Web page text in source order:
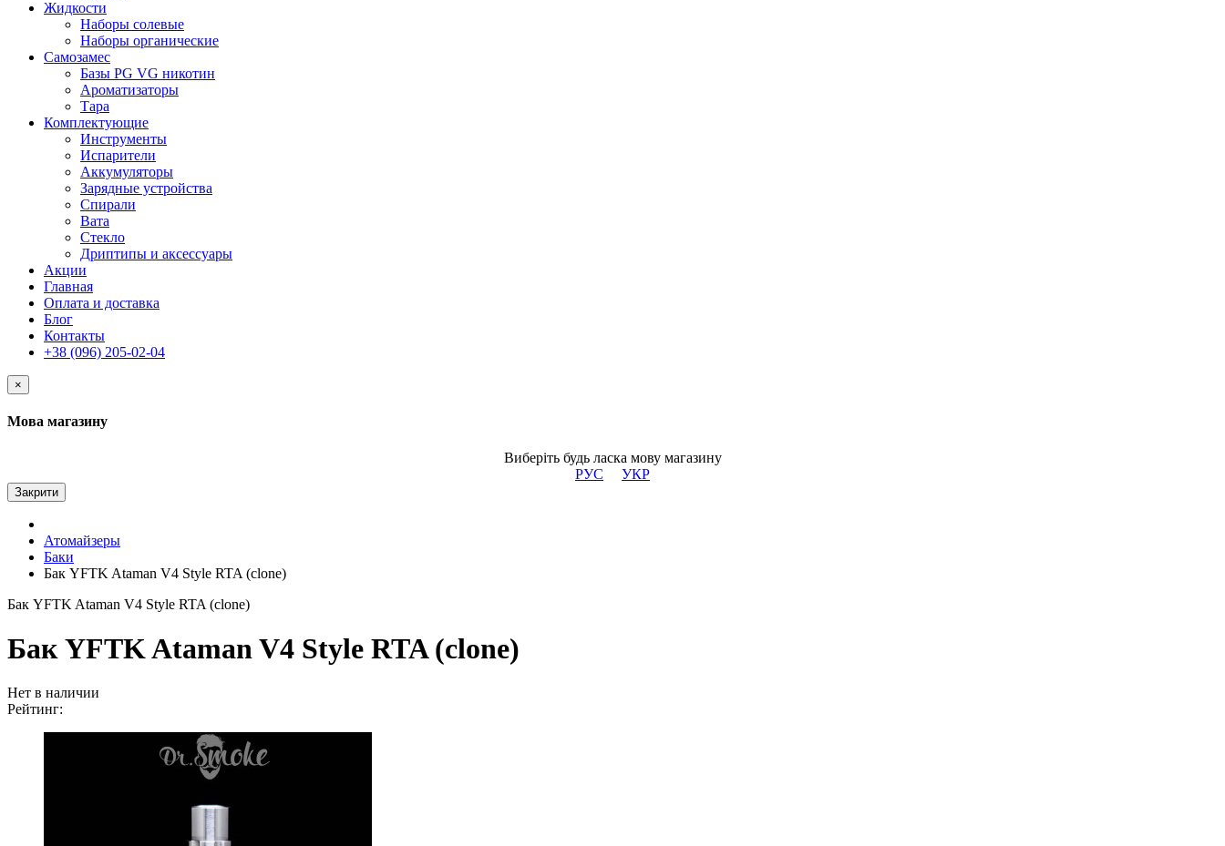
Жидкости
Наборы солевые
Наборы органические
Самозамес
Базы PG VG никотин
Ароматизаторы
Тара
Комплектующие
Инструменты
Испарители
Аккумуляторы
Зарядные устройства
Спирали
Вата
Стекло
Дриптипы и аксессуары
Акции
Главная
Оплата и доставка
Блог
Контакты
+38 (096) 205-02-04
×
Мова магазину
Виберіть будь ласка мову магазину
РУС
УКР
Закрити
Атомайзеры
Баки
Бак YFTK Ataman V4 Style RTA (clone)
Бак YFTK Ataman V4 Style RTA (clone)
Бак YFTK Ataman V4 Style RTA (clone)
Нет в наличии
Рейтинг: